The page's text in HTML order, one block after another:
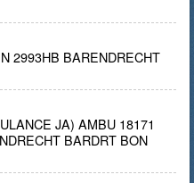
2993HB BARENDRECHT
JA) AMBU 18171
BARDRT BON